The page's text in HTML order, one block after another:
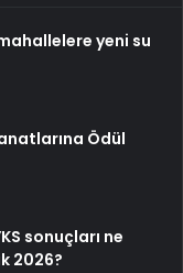
yeni su
Ödül
sonuçları ne
2026?